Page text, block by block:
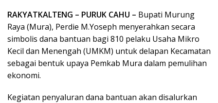
RAKYATKALTENG – PURUK CAHU – Bupati Murung
Raya (Mura), Perdie M.Yoseph menyerahkan secara
simbolis dana bantuan bagi 810 pelaku Usaha Mikro
Kecil dan Menengah (UMKM) untuk delapan Kecamatan
sebagai bentuk upaya Pemkab Mura dalam pemulihan
ekonomi.
Kegiatan penyaluran dana bantuan akan disalurkan